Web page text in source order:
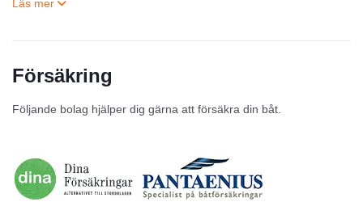
Försäkring
Följande bolag hjälper dig gärna att försäkra din båt.